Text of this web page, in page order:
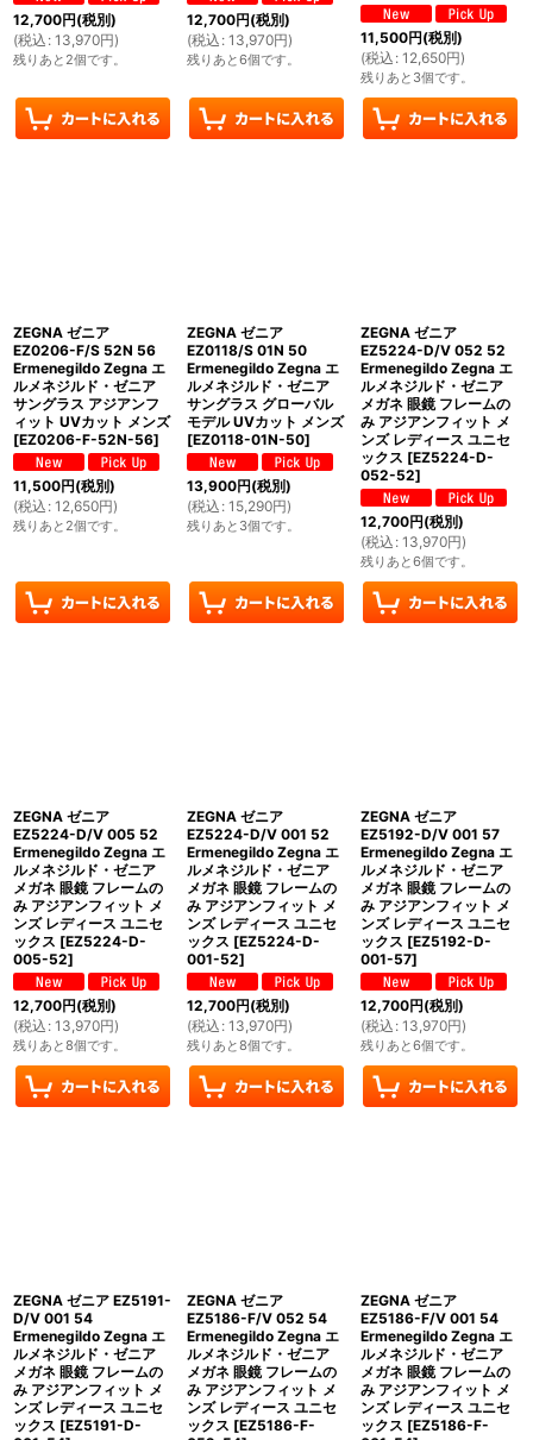
12,700円(税別)
(税込 : 13,970円)
残りあと2個です。
12,700円(税別)
(税込 : 13,970円)
残りあと6個です。
11,500円(税別)
(税込 : 12,650円)
残りあと3個です。
ZEGNA ゼニア
EZ0206-F/S 52N 56
Ermenegildo Zegna エ
ルメネジルド・ゼニア
サングラス アジアンフ
ィット UVカット メンズ
[EZ0206-F-52N-56]
11,500円(税別)
(税込 : 12,650円)
残りあと2個です。
ZEGNA ゼニア
EZ0118/S 01N 50
Ermenegildo Zegna エ
ルメネジルド・ゼニア
サングラス グローバル
モデル UVカット メンズ
[EZ0118-01N-50]
13,900円(税別)
(税込 : 15,290円)
残りあと3個です。
ZEGNA ゼニア
EZ5224-D/V 052 52
Ermenegildo Zegna エ
ルメネジルド・ゼニア
メガネ 眼鏡 フレームの
み アジアンフィット メ
ンズ レディース ユニセ
ックス [EZ5224-D-
052-52]
12,700円(税別)
(税込 : 13,970円)
残りあと6個です。
ZEGNA ゼニア
EZ5224-D/V 005 52
Ermenegildo Zegna エ
ルメネジルド・ゼニア
メガネ 眼鏡 フレームの
み アジアンフィット メ
ンズ レディース ユニセ
ックス [EZ5224-D-
005-52]
12,700円(税別)
(税込 : 13,970円)
残りあと8個です。
ZEGNA ゼニア
EZ5224-D/V 001 52
Ermenegildo Zegna エ
ルメネジルド・ゼニア
メガネ 眼鏡 フレームの
み アジアンフィット メ
ンズ レディース ユニセ
ックス [EZ5224-D-
001-52]
12,700円(税別)
(税込 : 13,970円)
残りあと8個です。
ZEGNA ゼニア
EZ5192-D/V 001 57
Ermenegildo Zegna エ
ルメネジルド・ゼニア
メガネ 眼鏡 フレームの
み アジアンフィット メ
ンズ レディース ユニセ
ックス [EZ5192-D-
001-57]
12,700円(税別)
(税込 : 13,970円)
残りあと6個です。
ZEGNA ゼニア EZ5191-
D/V 001 54
Ermenegildo Zegna エ
ルメネジルド・ゼニア
メガネ 眼鏡 フレームの
み アジアンフィット メ
ンズ レディース ユニセ
ックス [EZ5191-D-
ZEGNA ゼニア
EZ5186-F/V 052 54
Ermenegildo Zegna エ
ルメネジルド・ゼニア
メガネ 眼鏡 フレームの
み アジアンフィット メ
ンズ レディース ユニセ
ックス [EZ5186-F-
ZEGNA ゼニア
EZ5186-F/V 001 54
Ermenegildo Zegna エ
ルメネジルド・ゼニア
メガネ 眼鏡 フレームの
み アジアンフィット メ
ンズ レディース ユニセ
ックス [EZ5186-F-